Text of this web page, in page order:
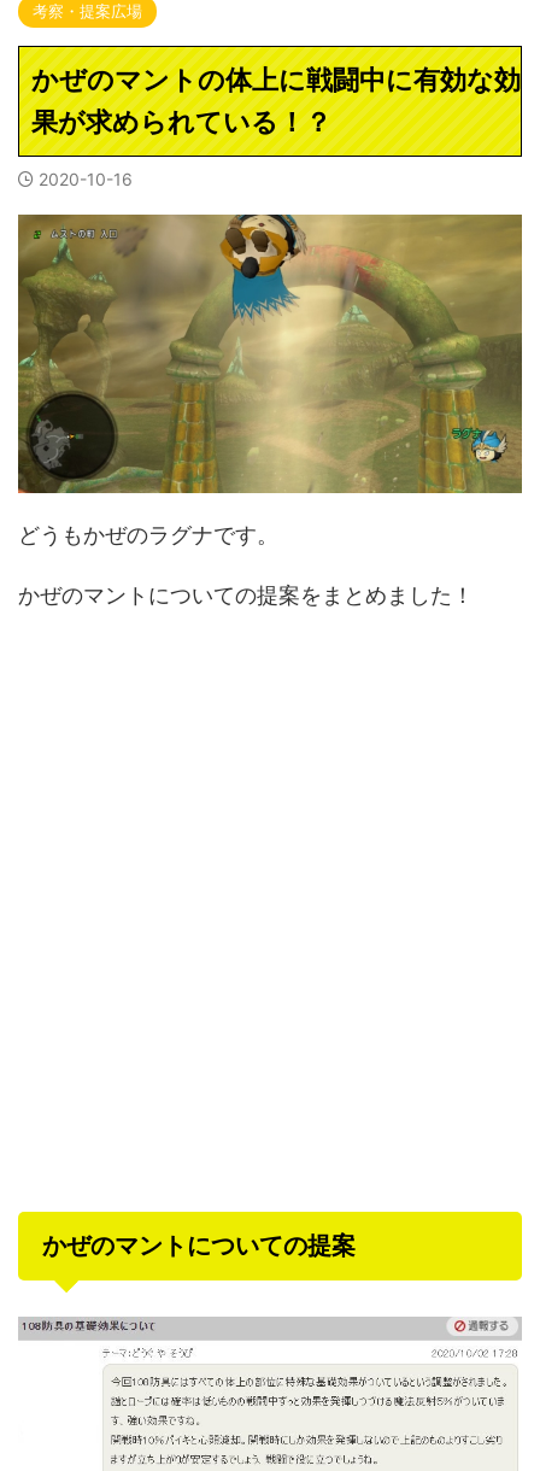
考察・提案広場
かぜのマントの体上に戦闘中に有効な効
果が求められている！？
2020-10-16
どうもかぜのラグナです。
かぜのマントについての提案をまとめました！
かぜのマントについての提案